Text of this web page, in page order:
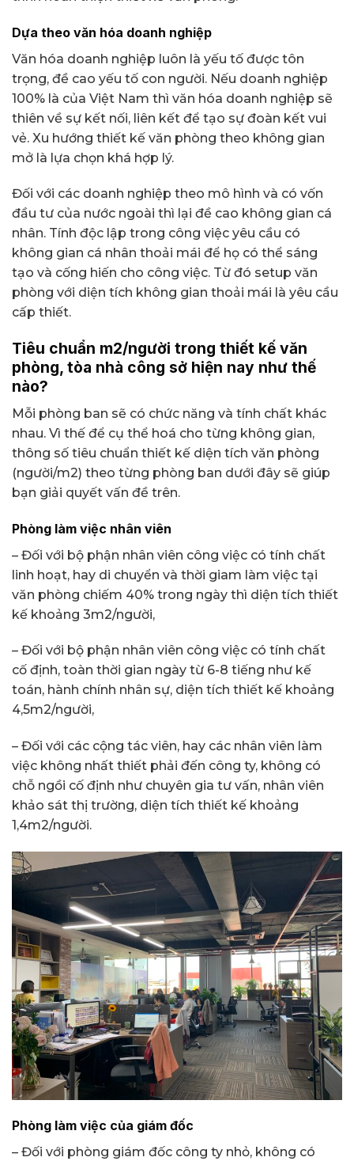
Dựa theo văn hóa doanh nghiệp
Văn hóa doanh nghiệp luôn là yếu tố được tôn
trọng, đề cao yếu tố con người. Nếu doanh nghiệp
100% là của Việt Nam thì văn hóa doanh nghiệp sẽ
thiên về sự kết nối, liên kết để tạo sự đoàn kết vui
vẻ. Xu hướng thiết kế văn phòng theo không gian
mở là lựa chọn khá hợp lý.
Đối với các doanh nghiệp theo mô hình và có vốn
đầu tư của nước ngoài thì lại đề cao không gian cá
nhân. Tính độc lập trong công việc yêu cầu có
không gian cá nhân thoải mái để họ có thể sáng
tạo và cống hiến cho công việc. Từ đó setup văn
phòng với diện tích không gian thoải mái là yêu cầu
cấp thiết.
Tiêu chuẩn m2/người trong thiết kế văn
phòng, tòa nhà công sở hiện nay như thế
nào?
Mỗi phòng ban sẽ có chức năng và tính chất khác
nhau. Vì thế để cụ thể hoá cho từng không gian,
thông số tiêu chuẩn thiết kế diện tích văn phòng
(người/m2) theo từng phòng ban dưới đây sẽ giúp
bạn giải quyết vấn đề trên.
Phòng làm việc nhân viên
– Đối với bộ phận nhân viên công việc có tính chất
linh hoạt, hay di chuyển và thời giam làm việc tại
văn phòng chiếm 40% trong ngày thì diện tích thiết
kế khoảng 3m2/người,
– Đối với bộ phận nhân viên công việc có tính chất
cố định, toàn thời gian ngày từ 6-8 tiếng như kế
toán, hành chính nhân sự, diện tích thiết kế khoảng
4,5m2/người,
– Đối với các cộng tác viên, hay các nhân viên làm
việc không nhất thiết phải đến công ty, không có
chỗ ngồi cố định như chuyên gia tư vấn, nhân viên
khảo sát thị trường, diện tích thiết kế khoảng
1,4m2/người.
Phòng làm việc của giám đốc
– Đối với phòng giám đốc công ty nhỏ, không có